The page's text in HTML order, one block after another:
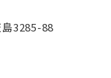
3285-88